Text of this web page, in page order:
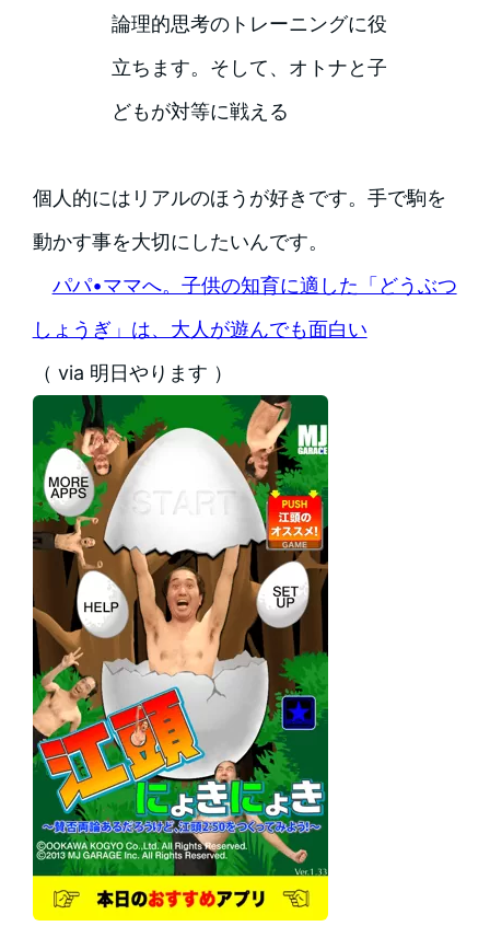
論理的思考のトレーニングに役
立ちます。そして、オトナと子
どもが対等に戦える
個人的にはリアルのほうが好きです。手で駒を
動かす事を大切にしたいんです。
パパ•ママへ。子供の知育に適した「どうぶつ
しょうぎ」は、大人が遊んでも面白い
（ via 明日やります ）